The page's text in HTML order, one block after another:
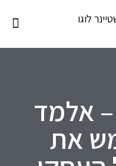
– אלמד
את